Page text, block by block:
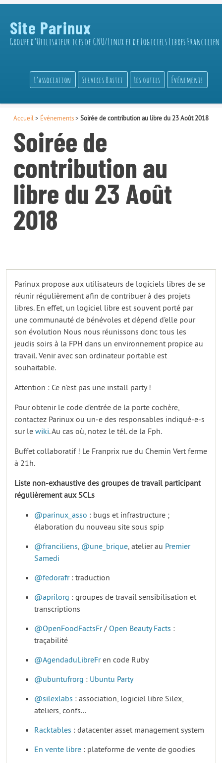
Site Parinux
Groupe d’Utilisateur·ices de GNU/Linux et de Logiciels Libres Francilien
L’association Services Bastet Les outils Événements
Accueil > Événements> Soirée de contribution au libre du 23 Août 2018
Soirée de
contribution au
libre du 23 Août
2018
Parinux propose aux utilisateurs de logiciels libres de se
réunir régulièrement afin de contribuer à des projets
libres. En effet, un logiciel libre est souvent porté par
une communauté de bénévoles et dépend d’elle pour
son évolution Nous nous réunissons donc tous les
jeudis soirs à la FPH dans un environnement propice au
travail. Venir avec son ordinateur portable est
souhaitable.
Attention : Ce n’est pas une install party !
Pour obtenir le code d’entrée de la porte cochère,
contactez Parinux ou un-e des responsables indiqué-e-s
sur le wiki. Au cas où, notez le tél. de la Fph.
Buffet collaboratif ! Le Franprix rue du Chemin Vert ferme
à 21h.
Liste non-exhaustive des groupes de travail participant
régulièrement aux SCLs
@parinux_asso : bugs et infrastructure ;
élaboration du nouveau site sous spip
@franciliens, @une_brique, atelier au Premier
Samedi
@fedorafr: traduction
@aprilorg : groupes de travail sensibilisation et
transcriptions
@OpenFoodFactsFr/ Open Beauty Facts :
traçabilité
@AgendaduLibreFren code Ruby
@ubuntufrorg : Ubuntu Party
@silexlabs : association, logiciel libre Silex,
ateliers, confs...
Racktables : datacenter asset management system
En vente libre : plateforme de vente de goodies